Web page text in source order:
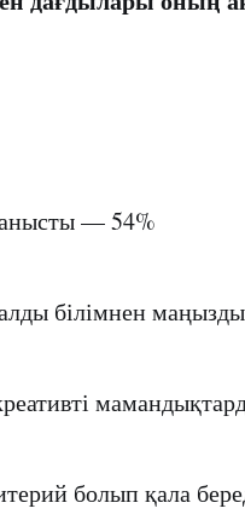
— 54%
білімнен
болып қала